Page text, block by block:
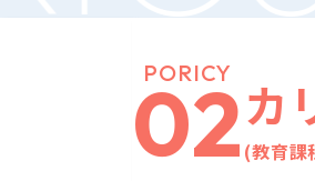
PORICY
02カ
(教育課